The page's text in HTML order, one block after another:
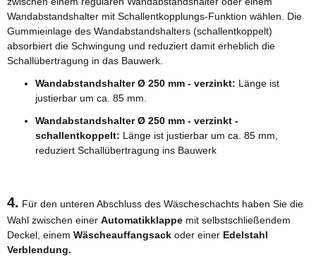
Wandabstandshalter mit Schallentkopplungs-Funktion wählen. Die
Gummieinlage des Wandabstandshalters (schallentkoppelt)
absorbiert die Schwingung und reduziert damit erheblich die
Schallübertragung in das Bauwerk.
Wandabstandshalter Ø 250 mm - verzinkt: Länge ist
justierbar um ca. 85 mm.
Wandabstandshalter Ø 250 mm - verzinkt -
schallentkoppelt: Länge ist justierbar um ca. 85 mm,
reduziert Schallübertragung ins Bauwerk
4. Für den unteren Abschluss des Wäscheschachts haben Sie die
Wahl zwischen einer Automatikklappe mit selbstschließendem
Deckel, einem Wäscheauffangsack oder einer Edelstahl
Verblendung.